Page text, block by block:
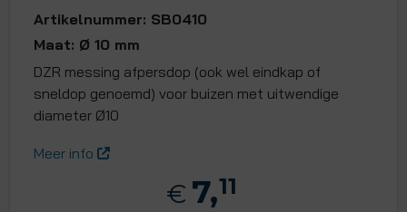
Artikelnummer: SB0410
Maat: Ø 10 mm
DZR messing afpersdop (ook wel eindkap of
sneldop genoemd) voor buizen met uitwendige
diameter Ø10
Meer info
€ 7,11